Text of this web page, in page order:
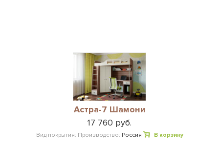
Астра-7 Шамони
17 760 руб.
Вид покрытия: Производство: Россия В корзину